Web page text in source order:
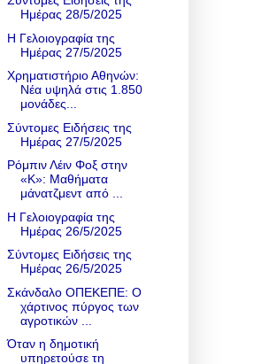
Ημέρας 28/5/2025
Η Γελοιογραφία της
Ημέρας 27/5/2025
Χρηματιστήριο Αθηνών:
Νέα υψηλά στις 1.850
μονάδες...
Σύντομες Ειδήσεις της
Ημέρας 27/5/2025
Ρόμπιν Λέιν Φοξ στην
«Κ»: Μαθήματα
μάνατζμεντ από ...
Η Γελοιογραφία της
Ημέρας 26/5/2025
Σύντομες Ειδήσεις της
Ημέρας 26/5/2025
Σκάνδαλο ΟΠΕΚΕΠΕ: Ο
χάρτινος πύργος των
αγροτικών ...
Όταν η δημοτική
υπηρετούσε τη